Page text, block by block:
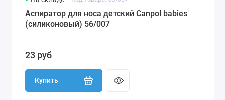
Аспиратор для носа детский Canpol babies
(силиконовый) 56/007
23 руб
Купить